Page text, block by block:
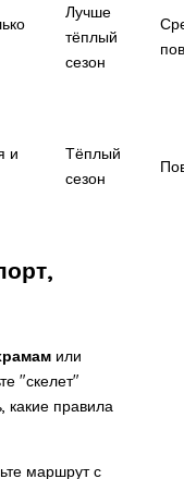
Лучше
тёплый
сезон
и
Тёплый
сезон
или
"скелет"
какие правила
маршрут с